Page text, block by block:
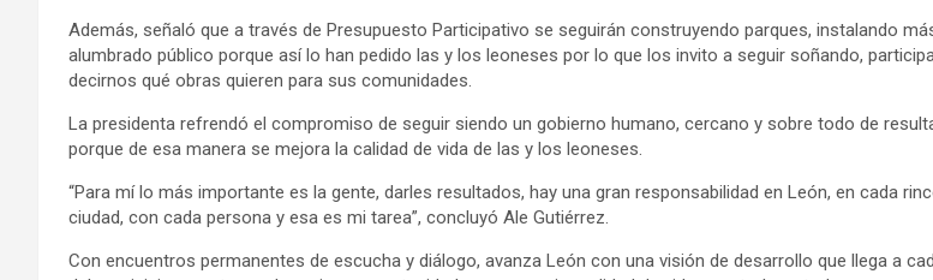
Además, señaló que a través de Presupuesto Participativo se seguirán construyendo parques, instalando
alumbrado público porque así lo han pedido las y los leoneses por lo que los invito a seguir soñando,
decirnos qué obras quieren para sus comunidades.
La presidenta refrendó el compromiso de seguir siendo un gobierno humano, cercano y sobre todo de
porque de esa manera se mejora la calidad de vida de las y los leoneses.
“Para mí lo más importante es la gente, darles resultados, hay una gran responsabilidad en León, en cada
ciudad, con cada persona y esa es mi tarea”, concluyó Ale Gutiérrez.
Con encuentros permanentes de escucha y diálogo, avanza León con una visión de desarrollo que llega a